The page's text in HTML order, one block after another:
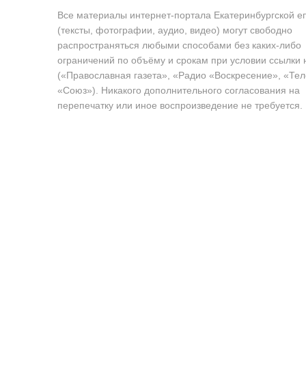
Все материалы интернет-портала Екатеринбургской
(тексты, фотографии, аудио, видео) могут свободно
распространяться любыми способами без каких-либо
ограничений по объёму и срокам при условии ссылки
(«Православная газета», «Радио «Воскресение»,
«Союз»). Никакого дополнительного согласования на
перепечатку или иное воспроизведение не требуется.